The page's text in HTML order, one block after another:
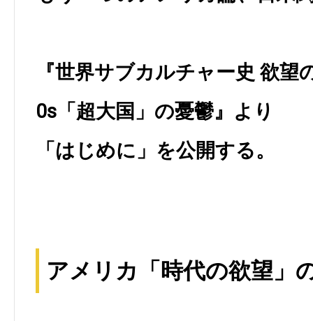
『世界サブカルチャー史 欲望
0s「超大国」の憂鬱』より
「はじめに」を公開する。
アメリカ「時代の欲望」